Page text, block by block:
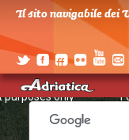
Il sito navigabile dei
purposes only